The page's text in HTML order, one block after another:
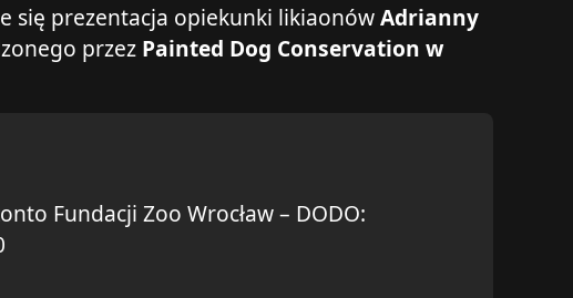
się prezentacja opiekunki likiaonówAdrianny
przez Painted Dog Conservation w
Fundacji Zoo Wrocław – DODO: